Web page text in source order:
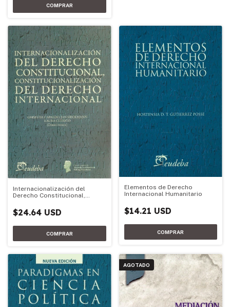
Internacionalización del
Derecho Constitucional,
Derecho Internacional
$24.64 USD
Elementos de Derecho
Internacional Humanitario
$14.21 USD
AGOTADO